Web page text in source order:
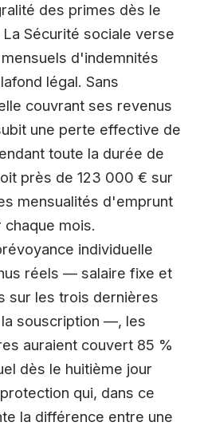
des primes dès le
Sécurité sociale verse
d'indemnités
légal. Sans
couvrant ses revenus
une perte effective de
toute la durée de
près de 123 000 € sur
mensualités d'emprunt
mois.
individuelle
réels — salaire fixe et
sur les trois dernières
souscription —, les
auraient couvert 85 %
dès le huitième jour
qui, dans ce
la différence entre une